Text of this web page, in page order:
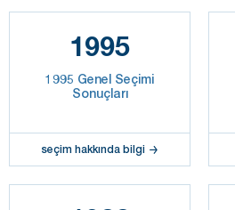
1995
1995 Genel Seçimi
Sonuçları
seçim hakkında bilgi